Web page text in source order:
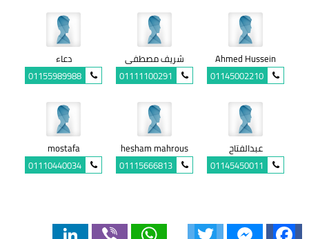
Ahmed Hussein
01145002210
شريف مصطفى
01111100291
دعاء
01155989988
عبدالفتاح
01145450011
hesham mahrous
01115666813
mostafa
01110440034
Facebook
Messenger
WhatsApp